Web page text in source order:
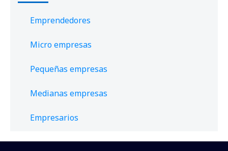
Emprendedores
Micro empresas
Pequeñas empresas
Medianas empresas
Empresarios